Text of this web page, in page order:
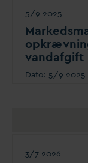
5/9 2025
vandafgift
Dato: 5/9 2025
3/7 2026